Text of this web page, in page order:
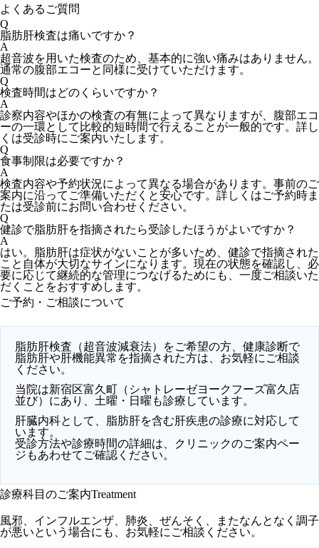
よくあるご質問
Q
脂肪肝検査は痛いですか？
A
超音波を用いた検査のため、基本的に強い痛みはありません。
通常の腹部エコーと同様に受けていただけます。
Q
検査時間はどのくらいですか？
A
診察内容やほかの検査の有無によって異なりますが、腹部エコ
ーの一環として比較的短時間で行えることが一般的です。詳し
くは受診時にご案内いたします。
Q
食事制限は必要ですか？
A
検査内容や予約状況によって異なる場合があります。事前のご
案内に沿ってご準備いただくと安心です。詳しくはご予約時ま
たは受診前にお問い合わせください。
Q
健診で脂肪肝を指摘されたら受診したほうがよいですか？
A
はい。脂肪肝は症状がないことが多いため、健診で指摘された
こと自体が大切なサインになります。現在の状態を確認し、必
要に応じて継続的な管理につなげるためにも、一度ご相談いた
だくことをおすすめします。
ご予約・ご相談について
脂肪肝検査（超音波減衰法）をご希望の方、健康診断で
脂肪肝や肝機能異常を指摘された方は、お気軽にご相談
ください。
当院は新宿区富久町（シャトレーゼヨークフーズ富久店
並び）にあり、土曜・日曜も診療しています。
肝臓内科として、脂肪肝を含む肝疾患の診療に対応して
います。
受診方法や診療時間の詳細は、クリニックのご案内ペー
ジもあわせてご確認ください。
診療科目のご案内Treatment
風邪、インフルエンザ、肺炎、ぜんそく、またなんとなく調子
が悪いという場合にも、お気軽にご相談ください。